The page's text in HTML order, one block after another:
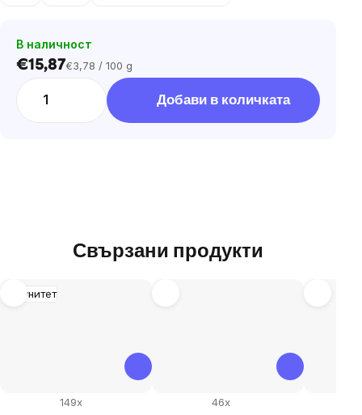
В наличност
€15,87Цена
€3,78 / 100 g
Добави в количката
Свързани продукти
Имунитет
149x 46x